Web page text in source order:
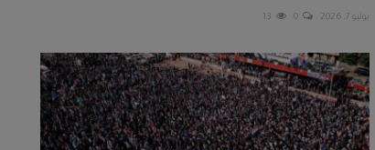
يوليو 7, 2026 0
13